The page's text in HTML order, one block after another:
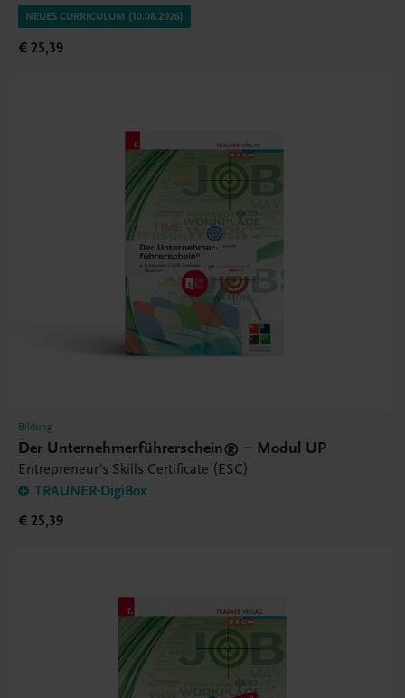
NEUES CURRICULUM (10.08.2026)
€ 25,39
Bildung
Der Unternehmerführerschein® – Modul UP
Entrepreneur's Skills Certificate (ESC)
TRAUNER-DigiBox
€ 25,39